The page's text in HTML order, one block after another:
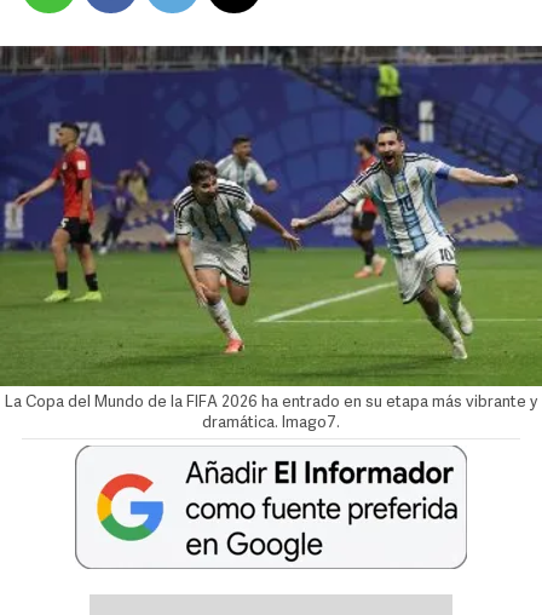
La Copa del Mundo de la FIFA 2026 ha entrado en su etapa más vibrante y
dramática. Imago7.